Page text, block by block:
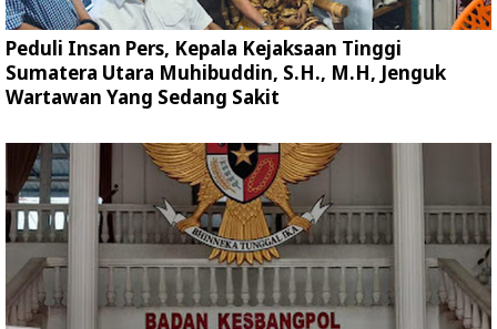
Peduli Insan Pers, Kepala Kejaksaan Tinggi
Sumatera Utara Muhibuddin, S.H., M.H, Jenguk
Wartawan Yang Sedang Sakit